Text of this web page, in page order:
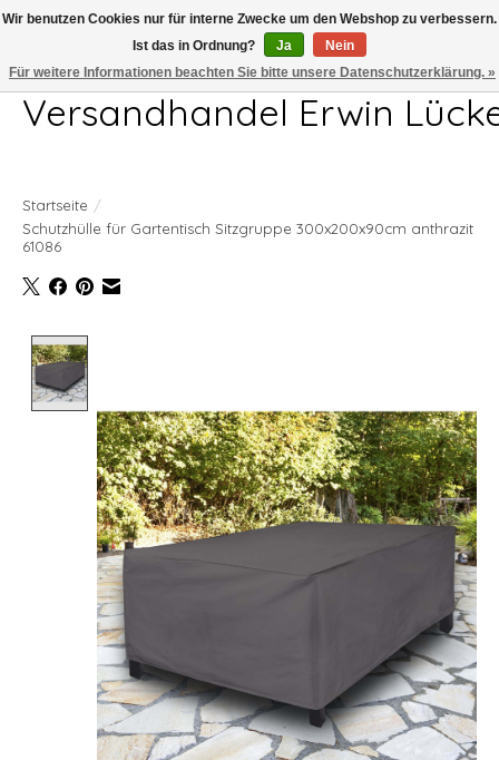
Telefon 04407 715872 MO-DO 7.00-17.00Uhr FR 7.00-13.00Uhr
Versandhandel Erwin
Startseite /
Schutzhülle für Gartentisch Sitzgruppe 300x200x90cm anthrazit
61086
Wir benutzen Cookies nur für interne Zwecke um den Webshop zu verbessern.
Ist das in Ordnung?
Ja
Nein
Für weitere Informationen beachten Sie bitte unsere Datenschutzerklärung. »